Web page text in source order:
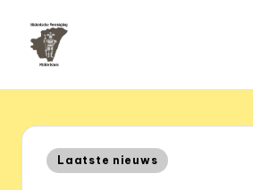
Geplaatst
in
Laatste nieuws